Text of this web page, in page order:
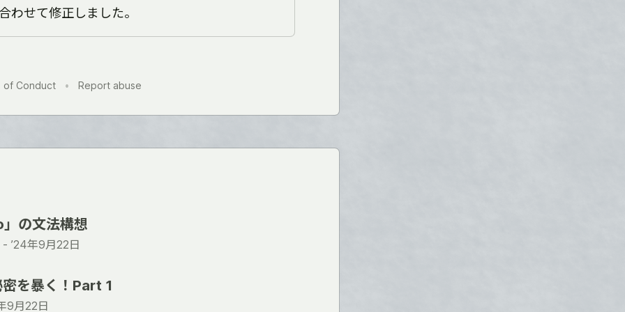
わせて修正しました。
of Conduct • Report abuse
の文法構想
- ’24年9月22日
を暴く！Part 1
9月22日